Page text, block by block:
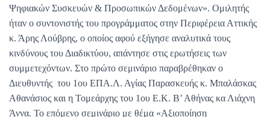
Ψηφιακών Συσκευών & Προσωπικών Δεδομένων». Ομιλητής
ήταν ο συντονιστής του προγράμματος στην Περιφέρεια Αττικής
κ. Άρης Λούβρης, ο οποίος αφού εξήγησε αναλυτικά τους
κινδύνους του Διαδικτύου, απάντησε στις ερωτήσεις των
συμμετεχόντων. Στο πρώτο σεμινάριο παραβρέθηκαν ο
Διευθυντής του 1ου ΕΠΑ.Λ. Αγίας Παρασκευής κ. Μπαλάσκας
Αθανάσιος και η Τομεάρχης του 1ου Ε.Κ. Β’ Αθήνας κα Λιάχνη
Άννα. Το επόμενο σεμινάριο με θέμα «Αξιοποίηση